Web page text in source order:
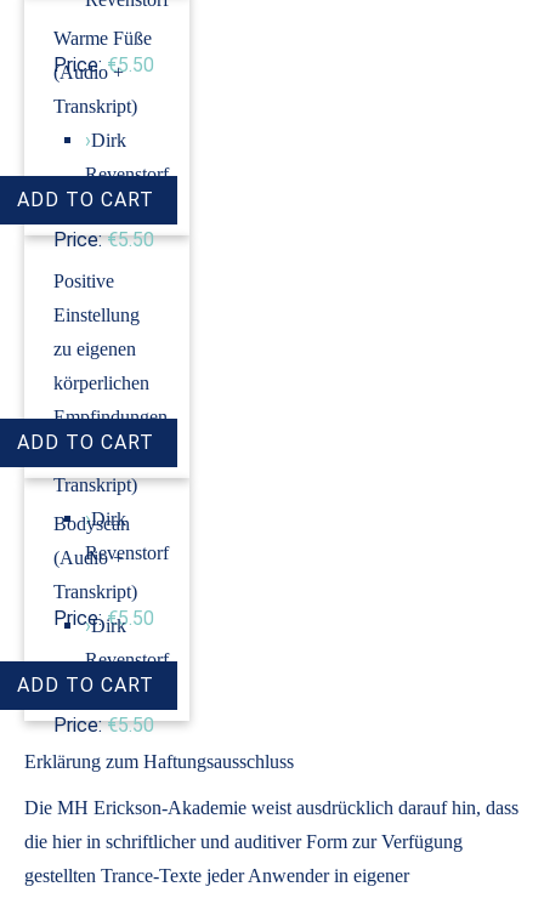
Price: €5.50
Warme Füße
(Audio +
Transkript)
›Dirk
Revenstorf
Price: €5.50
Positive
Einstellung
zu eigenen
körperlichen
Empfindungen
(Audio +
Transkript)
›Dirk
Revenstorf
Price: €5.50
Bodyscan
(Audio +
Transkript)
›Dirk
Revenstorf
Price: €5.50
Erklärung zum Haftungsausschluss
Die MH Erickson-Akademie weist ausdrücklich darauf hin, dass
die hier in schriftlicher und auditiver Form zur Verfügung
gestellten Trance-Texte jeder Anwender in eigener